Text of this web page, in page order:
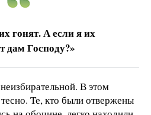
гонят. А если я их
дам Господу?»
В этом
Те, кто были отвержены